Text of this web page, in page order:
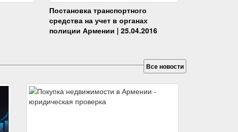
Постановка транспортного
средства на учет в органах
полиции Армении | 25.04.2016
Все новости